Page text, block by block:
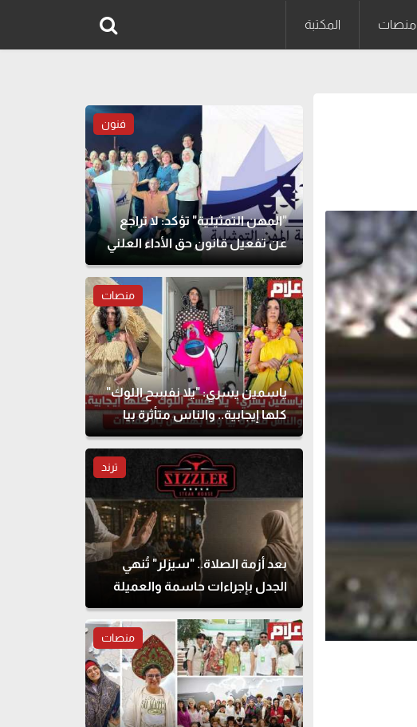
منصات المكتبة
فنون
"المهن التمثيلية" تؤكد: لا تراجع
عن تفعيل قانون حق الأداء العلني
منصات
ياسمين يسري: "يلا نفسح اللوك"
كلها إيجابية.. والناس متأثرة بيا
وما بهتمش بالانتقادات
ترند
بعد أزمة الصلاة.. "سيزلر" تُنهي
الجدل بإجراءات حاسمة والعميلة
تحذف المنشور
منصات